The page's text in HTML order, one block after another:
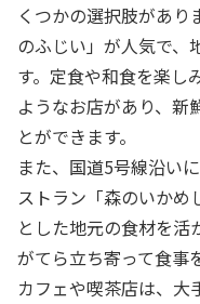
くつかの選択肢があり
のふじい」が人気で、
す。定食や和食を楽し
ようなお店があり、新
とができます。
また、国道5号線沿い
ストラン「森のいかめ
とした地元の食材を活
がてら立ち寄って食事
カフェや喫茶店は、大